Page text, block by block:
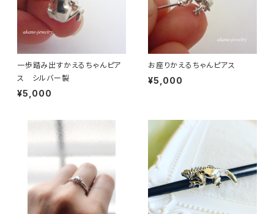
一歩踏み出すかえるちゃんピア
ス シルバー製
¥5,000
お座りかえるちゃんピアス
¥5,000